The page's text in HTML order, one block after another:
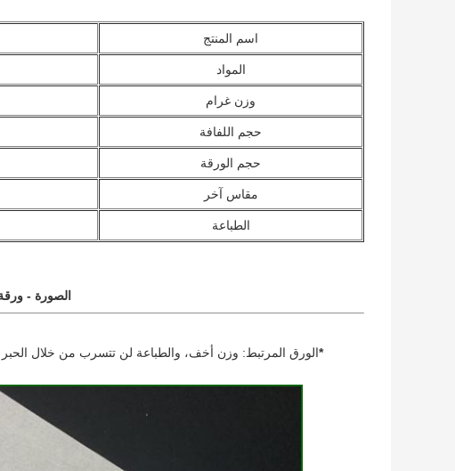
اسم المنتج
المواد
وزن غرام
حجم اللفافة
حجم الورقة
مقاس آخر
الطباعة
الصورة -
*الورق المرتبط: وزن أخف، والطباعة لن تتسرب من خلال الحبر